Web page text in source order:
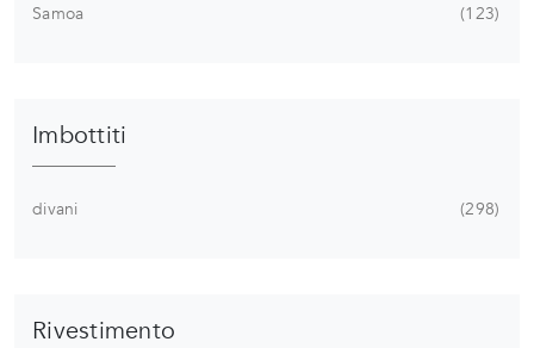
Samoa
123
Imbottiti
divani 298
Rivestimento